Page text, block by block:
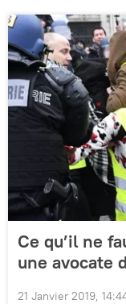
Ce qu’il ne
une avocate
21 Janvier 2019,